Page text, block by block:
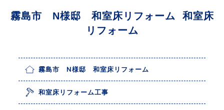
霧島市 N様邸 和室床リフォーム 和室床
リフォーム
霧島市 N様邸 和室床リフォーム
和室床リフォーム工事